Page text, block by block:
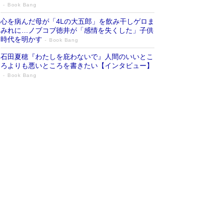
Book Bang
心を病んだ母が「4Lの大五郎」を飲み干しゲロま
みれに…ノブコブ徳井が「感情を失くした」子供
時代を明かす
Book Bang
石田夏穂『わたしを庇わないで』人間のいいとこ
ろよりも悪いところを書きたい【インタビュー】
Book Bang